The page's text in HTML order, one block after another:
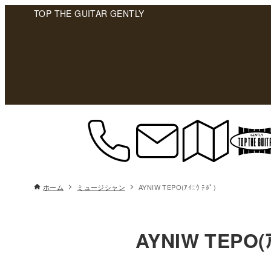
TOP THE GUITAR GENTLY
ホーム ミュージシャン AYNIW TEPO(ｱｲﾆｳ ﾃﾎﾟ)
AYNIW TEPO(